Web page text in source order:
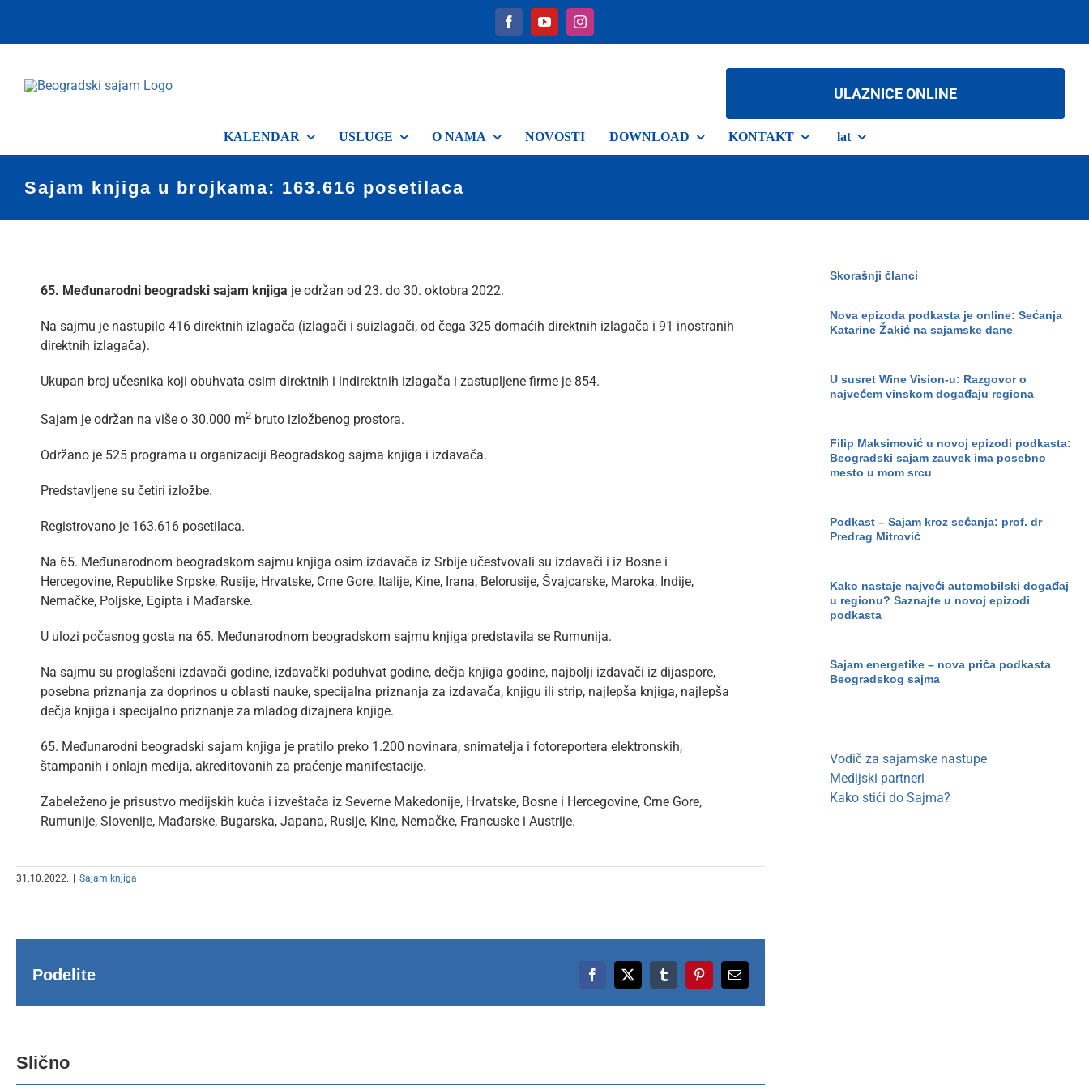
content
ULAZNICE ONLINE
KALENDAR USLUGE O NAMA NOVOSTI DOWNLOAD KONTAKT lat
Sajam knjiga u brojkama: 163.616 posetilaca
65. Međunarodni beogradski sajam knjiga je održan od 23. do 30. oktobra 2022.
Na sajmu je nastupilo 416 direktnih izlagača (izlagači i suizlagači, od čega 325 domaćih direktnih izlagača i 91 inostranih
direktnih izlagača).
Ukupan broj učesnika koji obuhvata osim direktnih i indirektnih izlagača i zastupljene firme je 854.
Sajam je održan na više o 30.000 m2bruto izložbenog prostora.
Održano je 525 programa u organizaciji Beogradskog sajma knjiga i izdavača.
Predstavljene su četiri izložbe.
Registrovano je 163.616 posetilaca.
Na 65. Međunarodnom beogradskom sajmu knjiga osim izdavača iz Srbije učestvovali su izdavači i iz Bosne i
Hercegovine, Republike Srpske, Rusije, Hrvatske, Crne Gore, Italije, Kine, Irana, Belorusije, Švajcarske, Maroka, Indije,
Nemačke, Poljske, Egipta i Mađarske.
U ulozi počasnog gosta na 65. Međunarodnom beogradskom sajmu knjiga predstavila se Rumunija.
Na sajmu su proglašeni izdavači godine, izdavački poduhvat godine, dečja knjiga godine, najbolji izdavači iz dijaspore,
posebna priznanja za doprinos u oblasti nauke, specijalna priznanja za izdavača, knjigu ili strip, najlepša knjiga, najlepša
dečja knjiga i specijalno priznanje za mladog dizajnera knjige.
65. Međunarodni beogradski sajam knjiga je pratilo preko 1.200 novinara, snimatelja i fotoreportera elektronskih,
štampanih i onlajn medija, akreditovanih za praćenje manifestacije.
Zabeleženo je prisustvo medijskih kuća i izveštača iz Severne Makedonije, Hrvatske, Bosne i Hercegovine, Crne Gore,
Rumunije, Slovenije, Mađarske, Bugarska, Japana, Rusije, Kine, Nemačke, Francuske i Austrije.
31.10.2022. Sajam knjiga
Podelite Facebook
X TumblrPinterestEmail
Slično
Skorašnji članci
Nova epizoda podkasta je online: Sećanja
Katarine Žakić na sajamske dane
U susret Wine Vision-u: Razgovor o
najvećem vinskom događaju regiona
Filip Maksimović u novoj epizodi podkasta:
Beogradski sajam zauvek ima posebno
mesto u mom srcu
Podkast – Sajam kroz sećanja: prof. dr
Predrag Mitrović
Kako nastaje najveći automobilski događaj
u regionu? Saznajte u novoj epizodi
podkasta
Sajam energetike – nova priča podkasta
Beogradskog sajma
Vodič za sajamske nastupe
Medijski partneri
Kako stići do Sajma?